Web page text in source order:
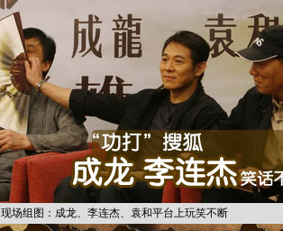
现场组图：成龙、李连杰、袁和平台上玩笑不断